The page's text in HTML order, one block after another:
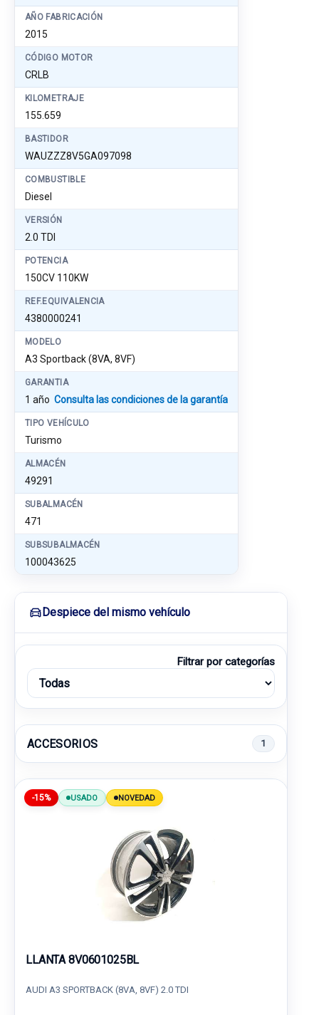
AÑO FABRICACIÓN
2015
CÓDIGO MOTOR
CRLB
KILOMETRAJE
155.659
BASTIDOR
WAUZZZ8V5GA097098
COMBUSTIBLE
Diesel
VERSIÓN
2.0 TDI
POTENCIA
150CV 110KW
REF.EQUIVALENCIA
4380000241
MODELO
A3 Sportback (8VA, 8VF)
GARANTIA
1 año Consulta las condiciones de la garantía
TIPO VEHÍCULO
Turismo
ALMACÉN
49291
SUBALMACÉN
471
SUBSUBALMACÉN
100043625
Despiece del mismo vehículo
Filtrar por categorías
ACCESORIOS 1
-15% USADO NOVEDAD
LLANTA 8V0601025BL
AUDI A3 SPORTBACK (8VA, 8VF) 2.0 TDI